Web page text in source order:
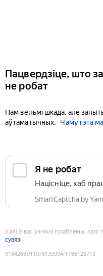
Пацвердзіце, што
не робат
Нам вельмі шкада, але
аўтаматычных.
Чаму гэта
Я не робат
Націсніце, каб
SmartCaptcha by
Калі ў вас узніклі праблемы, калі
сувязі
9184268911978133094:1786123713